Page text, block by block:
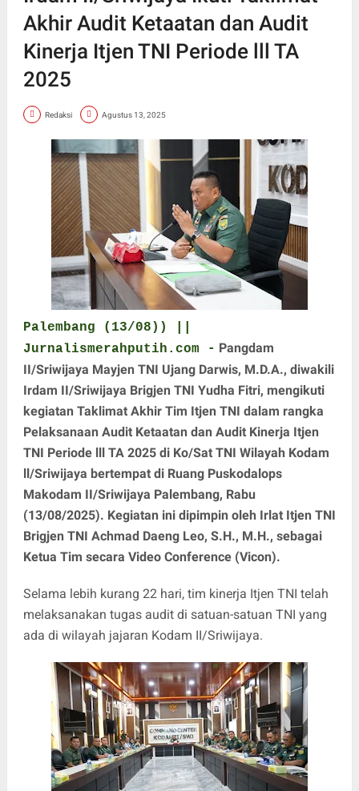
Akhir Audit Ketaatan dan Audit
Kinerja Itjen TNI Periode lll TA
2025
Redaksi Agustus 13, 2025
Palembang (13/08)) ||
Jurnalismerahputih.com - Pangdam
II/Sriwijaya Mayjen TNI Ujang Darwis, M.D.A., diwakili
Irdam II/Sriwijaya Brigjen TNI Yudha Fitri, mengikuti
kegiatan Taklimat Akhir Tim Itjen TNI dalam rangka
Pelaksanaan Audit Ketaatan dan Audit Kinerja Itjen
TNI Periode lll TA 2025 di Ko/Sat TNI Wilayah Kodam
ll/Sriwijaya bertempat di Ruang Puskodalops
Makodam II/Sriwijaya Palembang, Rabu
(13/08/2025). Kegiatan ini dipimpin oleh Irlat Itjen TNI
Brigjen TNI Achmad Daeng Leo, S.H., M.H., sebagai
Ketua Tim secara Video Conference (Vicon).
Selama lebih kurang 22 hari, tim kinerja Itjen TNI telah
melaksanakan tugas audit di satuan-satuan TNI yang
ada di wilayah jajaran Kodam II/Sriwijaya.